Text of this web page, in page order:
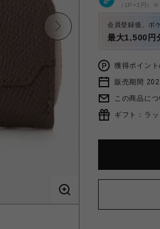
（1P=1円）※
会員登録後、ポ
最大1,500円
獲得ポイン
販売期間
この商品につ
ギフト：ラ